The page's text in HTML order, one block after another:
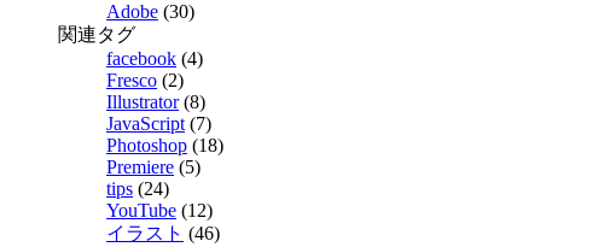
Adobe (30)
関連タグ
facebook (4)
Fresco (2)
Illustrator(8)
JavaScript (7)
Photoshop (18)
Premiere (5)
tips (24)
YouTube (12)
イラスト (46)